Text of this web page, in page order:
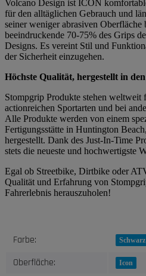
Volcano Design ist ICON
für den alltäglichen Gebrauch und
seiner weniger abrasiven
beeindruckende 70-75% des Grips
Designs. Es vereint Stil und
der Sicherheit einzugehen.
Höchste Qualität, hergestellt in
Stompgrip Produkte stehen weltweit
actionreichen Sportarten und bei
Alle Produkte werden von einem
Fertigungsstätte in Huntington
hergestellt. Dank des Just-In-Time
stets die neueste und hochwertigste
Egal ob Streetbike, Dirtbike oder
Qualität und Erfahrung von
Fahrerlebnis herauszuholen!
Produkteigenschaft
Wert
Farbe: Schwarz
Oberfläche: Icon